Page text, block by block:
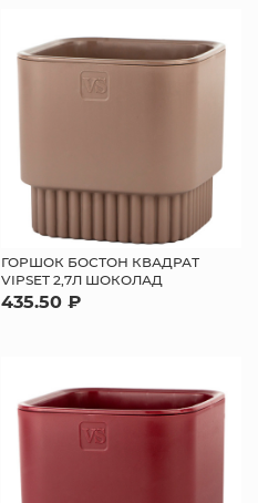
ГОРШОК БОСТОН КВАДРАТ
VIPSET 2,7Л ШОКОЛАД
435.50 ₽